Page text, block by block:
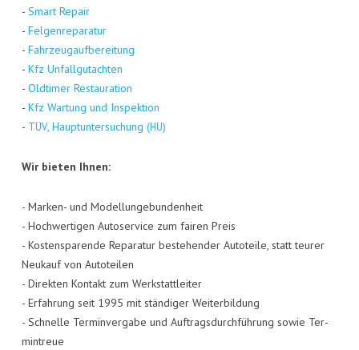
- Smart Repair
- Fel­gen­re­pa­ra­tur
- Fahr­zeug­auf­be­rei­tung
- Kfz Unfall­gut­ach­ten
- Old­ti­mer Restau­ra­ti­on
- Kfz War­tung und Inspek­ti­on
- TÜV, Haupt­un­ter­su­chung (HU)
Wir bie­ten Ihnen:
- Mar­ken- und Model­lun­ge­bun­den­heit
- Hoch­wer­ti­gen Auto­ser­vice zum fai­ren Preis
- Kos­ten­spa­ren­de Repa­ra­tur bestehen­der Auto­tei­le, statt teu­rer
Neu­kauf von Auto­tei­len
- Direk­ten Kon­takt zum Werk­statt­lei­ter
- Erfah­rung seit 1995 mit stän­di­ger Wei­ter­bil­dung
- Schnel­le Ter­min­ver­ga­be und Auf­trags­durch­füh­rung sowie Ter­
min­treue